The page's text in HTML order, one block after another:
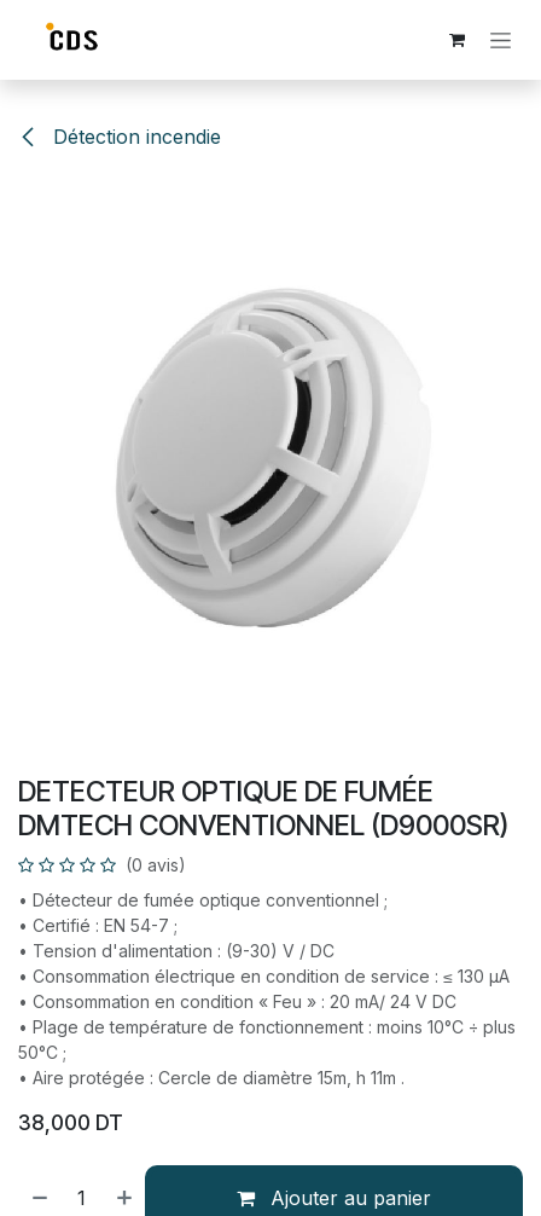
Détection incendie
DETECTEUR OPTIQUE DE FUMÉE
DMTECH CONVENTIONNEL (D9000SR)
(0 avis)
• Détecteur de fumée optique conventionnel ;
• Certifié : EN 54-7 ;
• Tension d'alimentation : (9-30) V / DC
• Consommation électrique en condition de service : ≤ 130 µА
• Consommation en condition « Feu » : 20 mА/ 24 V DC
• Plage de température de fonctionnement : moins 10°С ÷ plus
50°С ;
• Aire protégée : Cercle de diamètre 15m, h 11m .
38,000 DT
Ajouter au panier